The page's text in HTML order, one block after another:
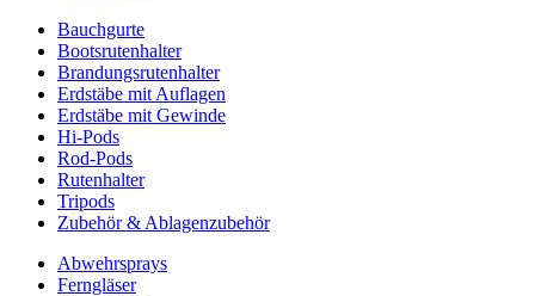
Bauchgurte
Bootsrutenhalter
Brandungsrutenhalter
Erdstäbe mit Auflagen
Erdstäbe mit Gewinde
Hi-Pods
Rod-Pods
Rutenhalter
Tripods
Zubehör & Ablagenzubehör
Abwehrsprays
Ferngläser